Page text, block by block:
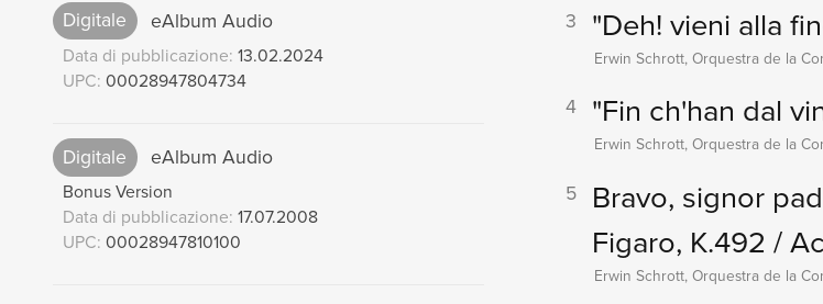
Digitale eAlbum Audio
Data di pubblicazione: 13.02.2024
UPC: 00028947804734
Digitale eAlbum Audio
Bonus Version
Data di pubblicazione: 17.07.2008
UPC: 00028947810100
3 "Deh! vieni alla
Erwin Schrott, Orquestra de la
4 "Fin ch'han dal
Erwin Schrott, Orquestra de la
5 Bravo, signor
Figaro, K.492 /
Erwin Schrott, Orquestra de la